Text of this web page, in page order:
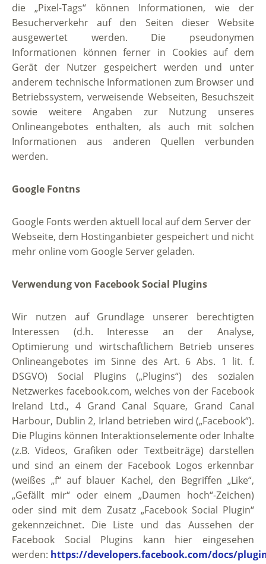
die „Pixel-Tags“ können Informationen, wie der
Besucherverkehr auf den Seiten dieser Website
ausgewertet werden. Die pseudonymen
Informationen können ferner in Cookies auf dem
Gerät der Nutzer gespeichert werden und unter
anderem technische Informationen zum Browser und
Betriebssystem, verweisende Webseiten, Besuchszeit
sowie weitere Angaben zur Nutzung unseres
Onlineangebotes enthalten, als auch mit solchen
Informationen aus anderen Quellen verbunden
werden.
Google Fontns
Google Fonts werden aktuell local auf dem Server der
Webseite, dem Hostinganbieter gespeichert und nicht
mehr online vom Google Server geladen.
Verwendung von Facebook Social Plugins
Wir nutzen auf Grundlage unserer berechtigten
Interessen (d.h. Interesse an der Analyse,
Optimierung und wirtschaftlichem Betrieb unseres
Onlineangebotes im Sinne des Art. 6 Abs. 1 lit. f.
DSGVO) Social Plugins („Plugins“) des sozialen
Netzwerkes facebook.com, welches von der Facebook
Ireland Ltd., 4 Grand Canal Square, Grand Canal
Harbour, Dublin 2, Irland betrieben wird („Facebook“).
Die Plugins können Interaktionselemente oder Inhalte
(z.B. Videos, Grafiken oder Textbeiträge) darstellen
und sind an einem der Facebook Logos erkennbar
(weißes „f“ auf blauer Kachel, den Begriffen „Like“,
„Gefällt mir“ oder einem „Daumen hoch“-Zeichen)
oder sind mit dem Zusatz „Facebook Social Plugin“
gekennzeichnet. Die Liste und das Aussehen der
Facebook Social Plugins kann hier eingesehen
werden: https://developers.facebook.com/docs/